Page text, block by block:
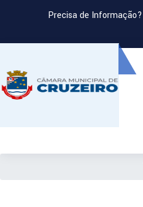
Precisa de Informação?